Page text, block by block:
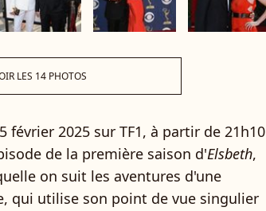
LES 14 PHOTOS
2025 sur TF1, à partir de 21h10
de la première saison d'Elsbeth,
on suit les aventures d'une
qui utilise son point de vue singulier